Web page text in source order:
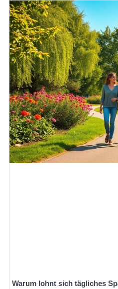
Warum lohnt sich tägliches